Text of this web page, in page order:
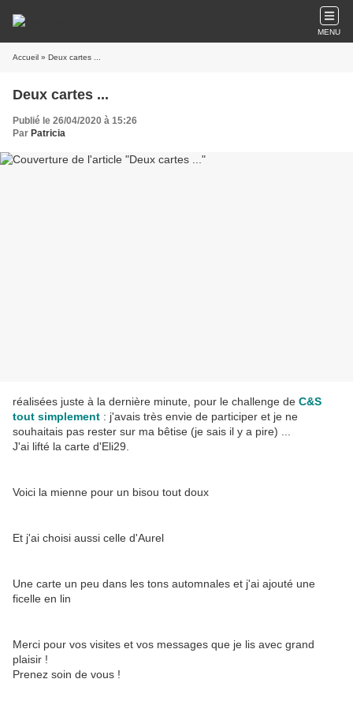
MENU
Accueil » Deux cartes ...
Deux cartes ...
Publié le 26/04/2020 à 15:26
Par Patricia
réalisées juste à la dernière minute, pour le challenge de C&S
tout simplement : j'avais très envie de participer et je ne
souhaitais pas rester sur ma bêtise (je sais il y a pire) ...
J'ai lifté la carte d'Eli29.
Voici la mienne pour un bisou tout doux
Et j'ai choisi aussi celle d'Aurel
Une carte un peu dans les tons automnales et j'ai ajouté une
ficelle en lin
Merci pour vos visites et vos messages que je lis avec grand
plaisir !
Prenez soin de vous !